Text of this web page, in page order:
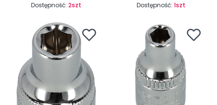
Dostępność: 2szt Dostępność: 1szt